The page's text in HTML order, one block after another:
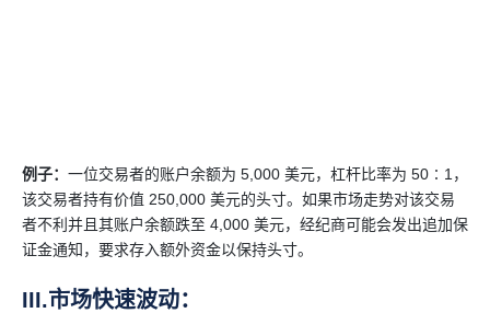
例子： 一位交易者的账户余额为 5,000 美元，杠杆比率为 50∶1，
该交易者持有价值 250,000 美元的头寸。如果市场走势对该交易
者不利并且其账户余额跌至 4,000 美元，经纪商可能会发出追加保
证金通知，要求存入额外资金以保持头寸。
III.市场快速波动：